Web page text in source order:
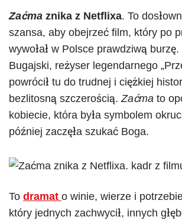
Zaćma znika z Netflixa. To
szansa, aby obejrzeć film, który po
wywołał w Polsce prawdziwą burzę.
Bugajski, reżyser legendarnego
powrócił tu do trudnej i ciężkiej
bezlitosną szczerością.Zaćma to
kobiecie, która była symbolem
później zaczęła szukać Boga.
To dramat o winie, wierze i
który jednych zachwycił, innych